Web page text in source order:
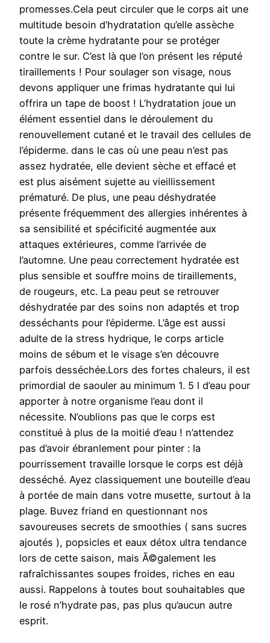
promesses.Cela peut circuler que le corps ait une
multitude besoin d’hydratation qu’elle assèche
toute la crème hydratante pour se protéger
contre le sur. C’est là que l’on présent les réputé
tiraillements ! Pour soulager son visage, nous
devons appliquer une frimas hydratante qui lui
offrira un tape de boost ! L’hydratation joue un
élément essentiel dans le déroulement du
renouvellement cutané et le travail des cellules de
l’épiderme. dans le cas où une peau n’est pas
assez hydratée, elle devient sèche et effacé et
est plus aisément sujette au vieillissement
prématuré. De plus, une peau déshydratée
présente fréquemment des allergies inhérentes à
sa sensibilité et spécificité augmentée aux
attaques extérieures, comme l’arrivée de
l’automne. Une peau correctement hydratée est
plus sensible et souffre moins de tiraillements,
de rougeurs, etc. La peau peut se retrouver
déshydratée par des soins non adaptés et trop
desséchants pour l’épiderme. L’âge est aussi
adulte de la stress hydrique, le corps article
moins de sébum et le visage s’en découvre
parfois desséchée.Lors des fortes chaleurs, il est
primordial de saouler au minimum 1. 5 l d’eau pour
apporter à notre organisme l’eau dont il
nécessite. N’oublions pas que le corps est
constitué à plus de la moitié d’eau ! n’attendez
pas d’avoir ébranlement pour pinter : la
pourrissement travaille lorsque le corps est déjà
desséché. Ayez classiquement une bouteille d’eau
à portée de main dans votre musette, surtout à la
plage. Buvez friand en questionnant nos
savoureuses secrets de smoothies ( sans sucres
ajoutés ), popsicles et eaux détox ultra tendance
lors de cette saison, mais Ã©galement les
rafraîchissantes soupes froides, riches en eau
aussi. Rappelons à toutes bout souhaitables que
le rosé n’hydrate pas, pas plus qu’aucun autre
esprit.